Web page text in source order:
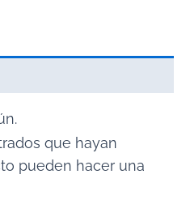
que hayan
pueden hacer una